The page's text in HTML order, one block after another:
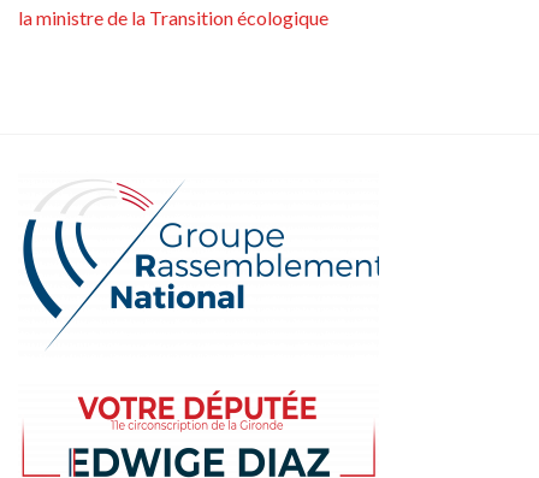
la ministre de la Transition écologique